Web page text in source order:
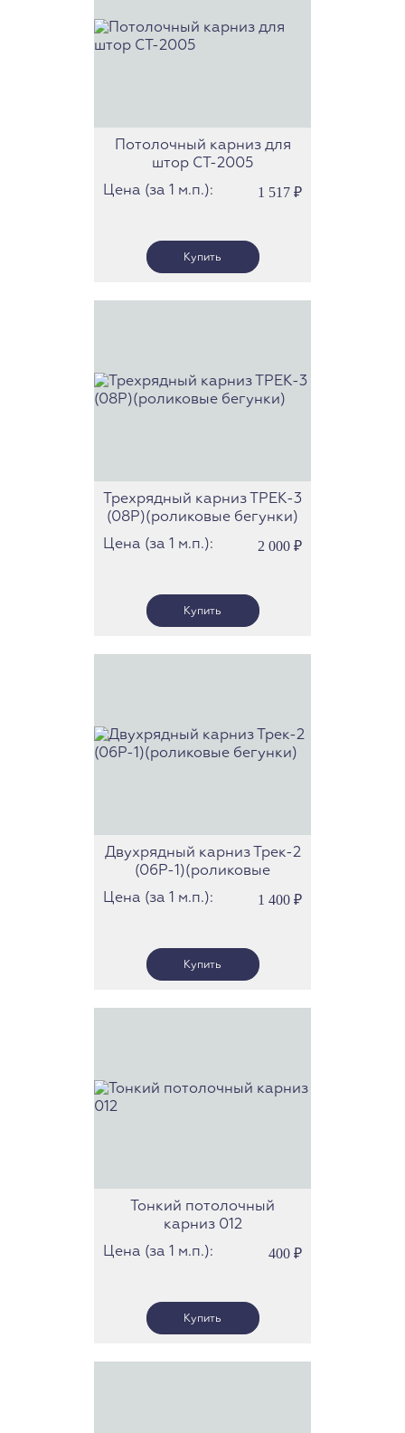
Потолочный карниз для
штор СТ-2005
Цена (за 1 м.п.):
1 517 ₽
Трехрядный карниз ТРЕК-3
(08Р)(роликовые бегунки)
Цена (за 1 м.п.):
2 000 ₽
Двухрядный карниз Трек-2
(06Р-1)(роликовые
бегунки)
Цена (за 1 м.п.): 1 400 ₽
Тонкий потолочный
карниз 012
Цена (за 1 м.п.):
400 ₽